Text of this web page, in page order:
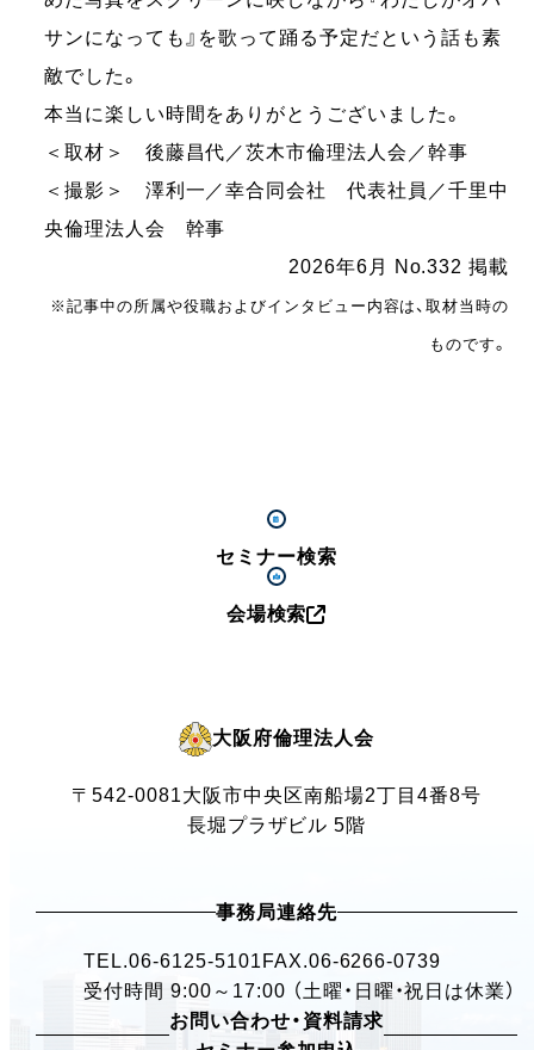
サンになっても』を歌って踊る予定だという話も素
敵でした。
本当に楽しい時間をありがとうございました。
＜取材＞ 後藤昌代／茨木市倫理法人会／幹事
＜撮影＞ 澤利一／幸合同会社 代表社員／千里中
央倫理法人会 幹事
2026年6月 No.332 掲載
※記事中の所属や役職およびインタビュー内容は、取材当時の
ものです。
セミナー検索
会場検索
大阪府倫理法人会
〒542-0081大阪市中央区南船場2丁目4番8号
長堀プラザビル 5階
事務局連絡先
TEL.06-6125-5101 FAX.06-6266-0739
受付時間 9:00～17:00 （土曜・日曜・祝日は休業）
お問い合わせ・資料請求